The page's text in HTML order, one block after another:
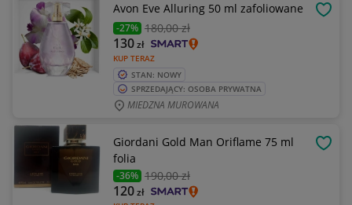
Avon Eve Alluring 50 ml zafoliowane
-27% 180,00 zł
KUP TERAZ
130zł
STAN: NOWY
SPRZEDAJĄCY: OSOBA PRYWATNA
MIEDZNA MUROWANA
Giordani Gold Man Oriflame 75 ml
folia
-36% 190,00 zł
120zł